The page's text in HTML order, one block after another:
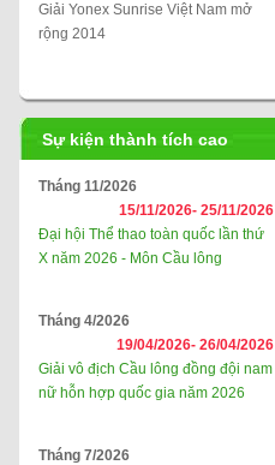
Giải Yonex Sunrise Việt Nam mở
rộng 2014
Sự kiện thành tích cao
Tháng 11/2026
15/11/2026- 25/11/2026
Đại hội Thể thao toàn quốc lần thứ
X năm 2026 - Môn Cầu lông
Tháng 4/2026
19/04/2026- 26/04/2026
Giải vô địch Cầu lông đồng đội nam
nữ hỗn hợp quốc gia năm 2026
Tháng 7/2026